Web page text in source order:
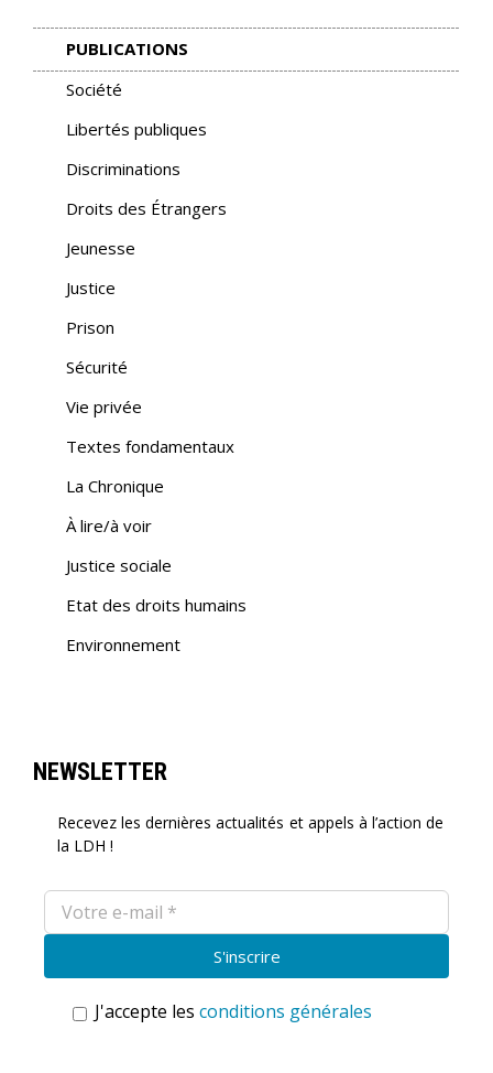
PUBLICATIONS
Société
Libertés publiques
Discriminations
Droits des Étrangers
Jeunesse
Justice
Prison
Sécurité
Vie privée
Textes fondamentaux
La Chronique
À lire/à voir
Justice sociale
Etat des droits humains
Environnement
NEWSLETTER
Recevez les dernières actualités et appels à l’action de
la LDH !
J'accepte les conditions générales